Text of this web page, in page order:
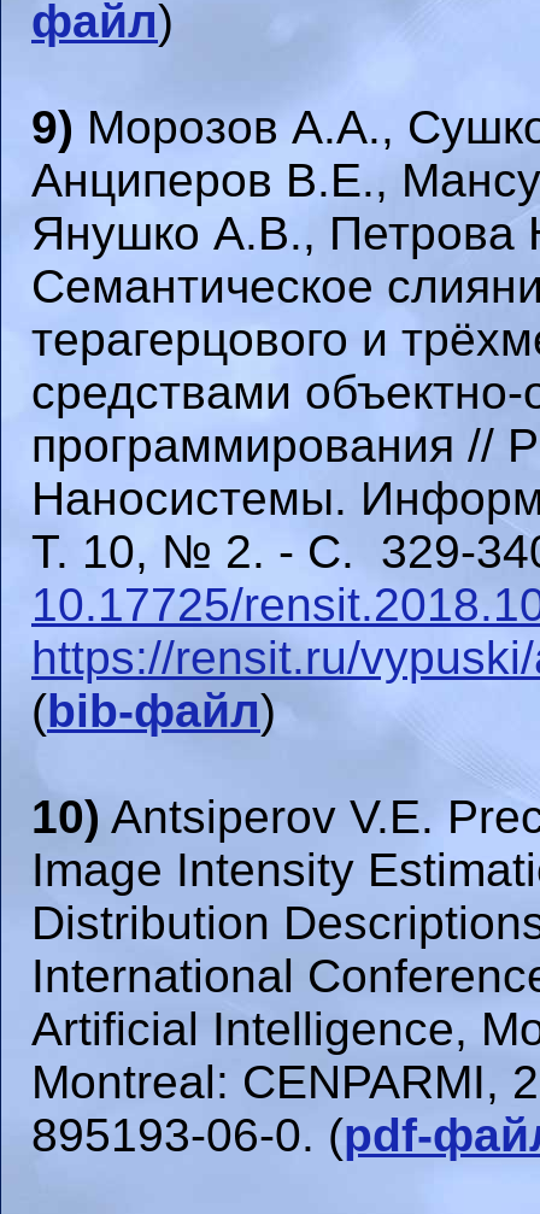
файл)
9) Морозов А.А.,
Анциперов В.Е.,
Янушко А.В., Петрова
Семантическое
терагерцового и
средствами объектно-
программирования //
Наносистемы.
Т. 10, № 2. - С. 329-
10.17725/
https://rensit.ru/
(bib-файл)
10) Antsiperov V.E.
Image Intensity
Distribution
International
Artificial Intelligence,
Montreal: CENPARMI,
895193-06-0. (pdf-